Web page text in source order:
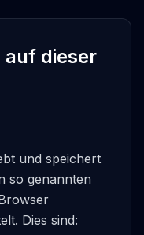
dieser
und speichert
so genannten
Dies sind: